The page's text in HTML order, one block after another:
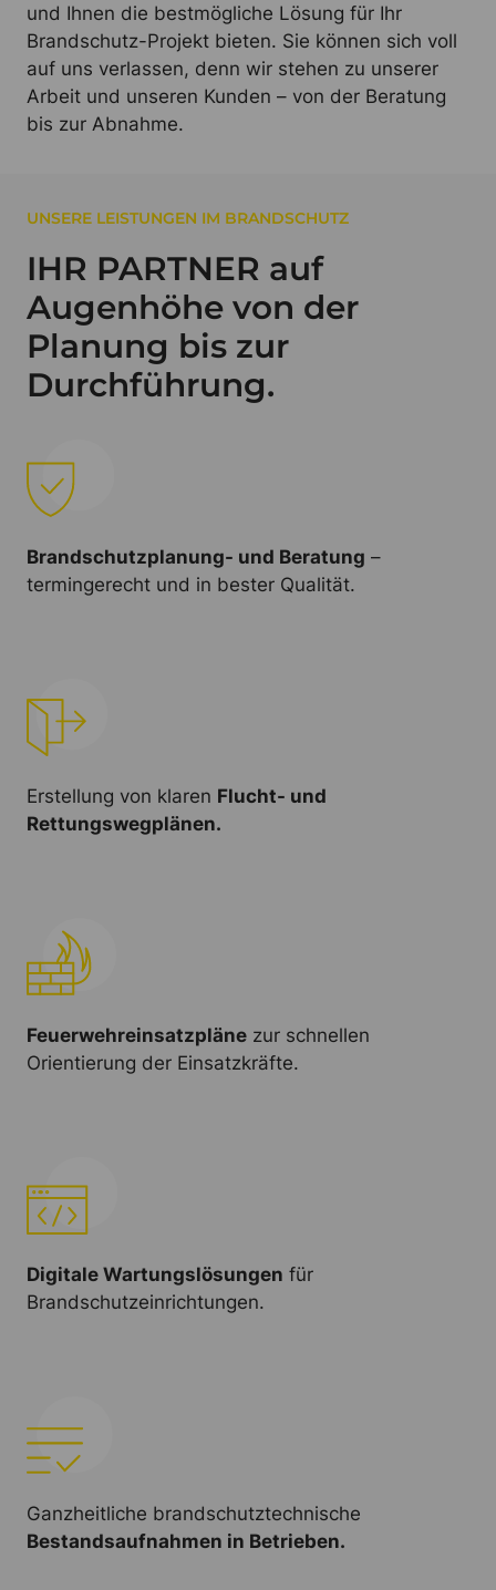
und Ihnen die bestmögliche Lösung für Ihr
Brandschutz-Projekt bieten. Sie können sich voll
auf uns verlassen, denn wir stehen zu unserer
Arbeit und unseren Kunden – von der Beratung
bis zur Abnahme.
UNSERE LEISTUNGEN IM BRANDSCHUTZ
IHR PARTNER auf
Augenhöhe von der
Planung bis zur
Durchführung.
Brandschutzplanung- und Beratung –
termingerecht und in bester Qualität.
Erstellung von klaren Flucht- und
Rettungswegplänen.
Feuerwehreinsatzpläne zur schnellen
Orientierung der Einsatzkräfte.
Digitale Wartungslösungen für
Brandschutzeinrichtungen.
Ganzheitliche brandschutztechnische
Bestandsaufnahmen in Betrieben.